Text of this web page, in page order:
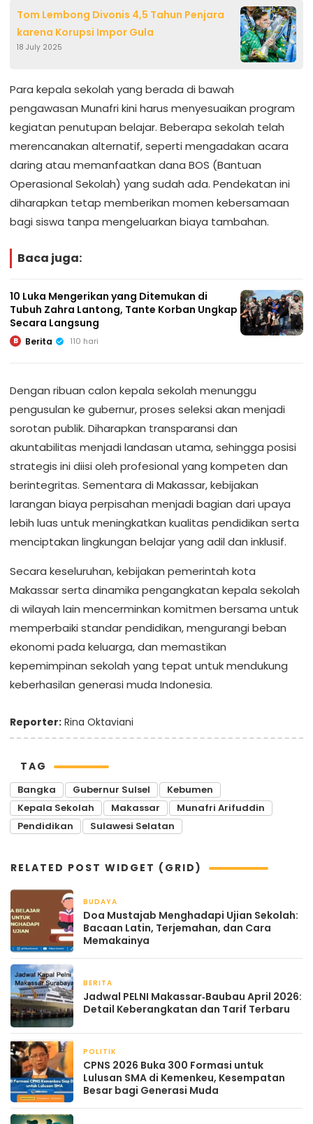
Tom Lembong Divonis 4,5 Tahun Penjara
karena Korupsi Impor Gula
18 July 2025
Para kepala sekolah yang berada di bawah
pengawasan Munafri kini harus menyesuaikan program
kegiatan penutupan belajar. Beberapa sekolah telah
merencanakan alternatif, seperti mengadakan acara
daring atau memanfaatkan dana BOS (Bantuan
Operasional Sekolah) yang sudah ada. Pendekatan ini
diharapkan tetap memberikan momen kebersamaan
bagi siswa tanpa mengeluarkan biaya tambahan.
Baca juga:
10 Luka Mengerikan yang Ditemukan di
Tubuh Zahra Lantong, Tante Korban Ungkap
Secara Langsung
B Berita 110 hari
Dengan ribuan calon kepala sekolah menunggu
pengusulan ke gubernur, proses seleksi akan menjadi
sorotan publik. Diharapkan transparansi dan
akuntabilitas menjadi landasan utama, sehingga posisi
strategis ini diisi oleh profesional yang kompeten dan
berintegritas. Sementara di Makassar, kebijakan
larangan biaya perpisahan menjadi bagian dari upaya
lebih luas untuk meningkatkan kualitas pendidikan serta
menciptakan lingkungan belajar yang adil dan inklusif.
Secara keseluruhan, kebijakan pemerintah kota
Makassar serta dinamika pengangkatan kepala sekolah
di wilayah lain mencerminkan komitmen bersama untuk
memperbaiki standar pendidikan, mengurangi beban
ekonomi pada keluarga, dan memastikan
kepemimpinan sekolah yang tepat untuk mendukung
keberhasilan generasi muda Indonesia.
Reporter: Rina Oktaviani
TAG
Bangka Gubernur Sulsel
Kebumen
Kepala Sekolah
Makassar
Munafri Arifuddin
Pendidikan
Sulawesi Selatan
RELATED POST WIDGET (GRID)
BUDAYA
Doa Mustajab Menghadapi Ujian Sekolah:
Bacaan Latin, Terjemahan, dan Cara
Memakainya
BERITA
Jadwal PELNI Makassar‑Baubau April 2026:
Detail Keberangkatan dan Tarif Terbaru
POLITIK
CPNS 2026 Buka 300 Formasi untuk
Lulusan SMA di Kemenkeu, Kesempatan
Besar bagi Generasi Muda